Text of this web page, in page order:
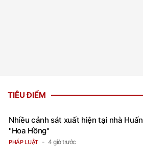
TIÊU ĐIỂM
Nhiều cảnh sát xuất hiện tại nhà Huấn
"Hoa Hồng"
PHÁP LUẬT 4 giờ trước